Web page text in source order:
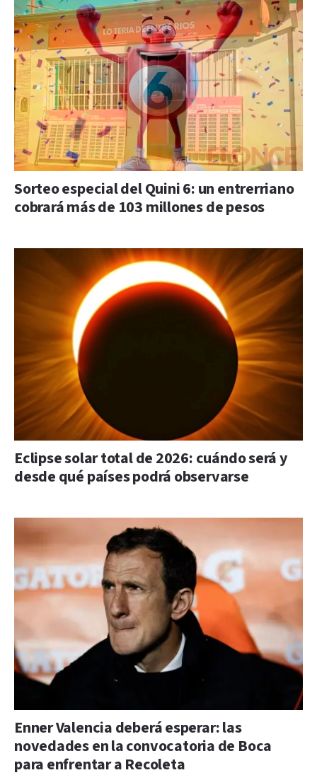
Sorteo especial del Quini 6: un entrerriano
cobrará más de 103 millones de pesos
Eclipse solar total de 2026: cuándo será y
desde qué países podrá observarse
Enner Valencia deberá esperar: las
novedades en la convocatoria de Boca
para enfrentar a Recoleta